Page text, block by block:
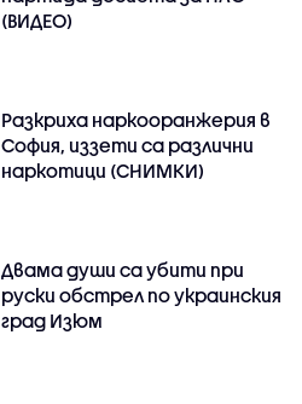
(ВИДЕО)
Разкриха наркооранжерия в
София, иззети са различни
наркотици (СНИМКИ)
Двама души са убити при
руски обстрeл по украинския
град Изюм